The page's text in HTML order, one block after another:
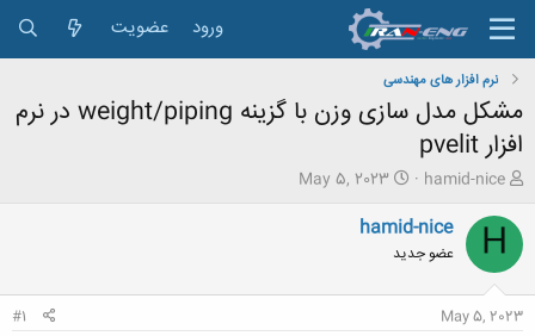
ورود عضویت
نرم افزار های مهندسی
مشکل مدل سازی وزن با گزینه weight/piping در نرم
افزار pvelit
ش
و
ع
ک
ن
hamid-nice
ت
ر
May 5, 2023
H
hamid-nice
عضو جدید
May 5, 2023
#1